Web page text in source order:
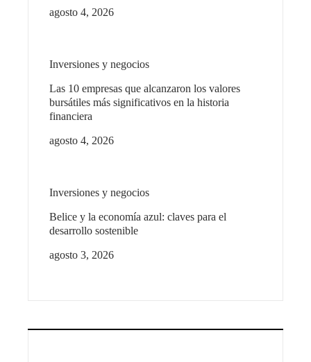
agosto 4, 2026
Inversiones y negocios
Las 10 empresas que alcanzaron los valores
bursátiles más significativos en la historia
financiera
agosto 4, 2026
Inversiones y negocios
Belice y la economía azul: claves para el
desarrollo sostenible
agosto 3, 2026